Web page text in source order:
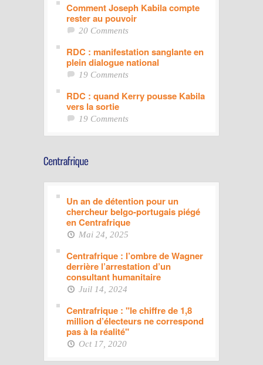
Comment Joseph Kabila compte
rester au pouvoir
20 Comments
RDC : manifestation sanglante en
plein dialogue national
19 Comments
RDC : quand Kerry pousse Kabila
vers la sortie
19 Comments
Un an de détention pour un
chercheur belgo-portugais piégé
en Centrafrique
Mai 24, 2025
Centrafrique : l’ombre de Wagner
derrière l’arrestation d’un
consultant humanitaire
Juil 14, 2024
Centrafrique : "le chiffre de 1,8
million d’électeurs ne correspond
pas à la réalité"
Oct 17, 2020